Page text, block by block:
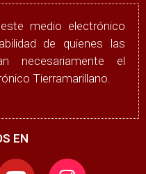
medio electrónico
de quienes las
necesariamente el
Tierramarillano.
EN